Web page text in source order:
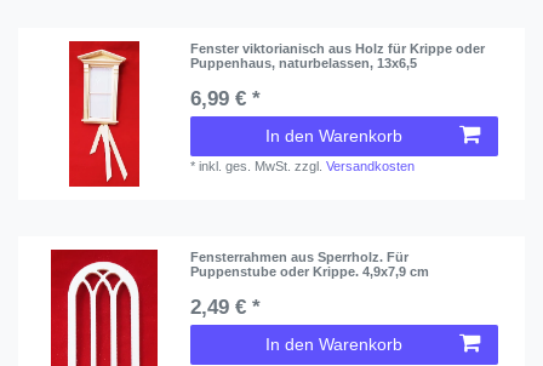
Fenster viktorianisch aus Holz für Krippe oder
Puppenhaus, naturbelassen, 13x6,5
6,99 € *
In den Warenkorb
*inkl. ges. MwSt. zzgl.Versandkosten
Fensterrahmen aus Sperrholz. Für
Puppenstube oder Krippe. 4,9x7,9 cm
2,49 € *
In den Warenkorb